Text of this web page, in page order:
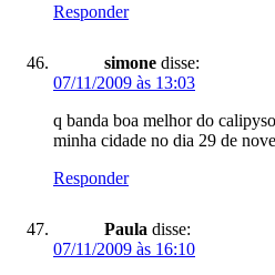
Responder
simone disse:
07/11/2009 às 13:03
q banda boa melhor do
minha cidade no dia 29 de
Responder
Paula disse:
07/11/2009 às 16:10